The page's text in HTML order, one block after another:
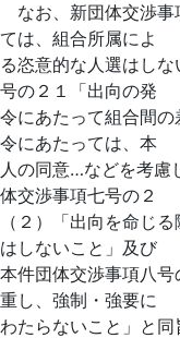
なお、新団体交渉事
ては、組合所属によ
る恣意的な人選はし
号の２１「出向の発
令にあたって組合間
令にあたっては、本
人の同意…などを考慮
体交渉事項七号の２
（２）「出向を命じ
はしないこと」及び
本件団体交渉事項八
重し、強制・強要に
わたらないこと」と同